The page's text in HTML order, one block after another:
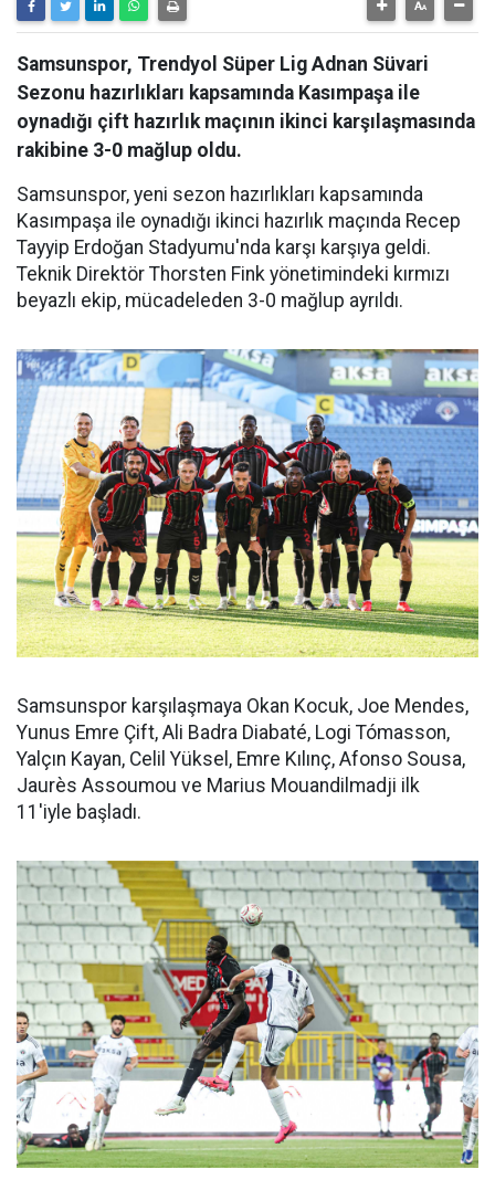
Samsunspor, Trendyol Süper Lig Adnan Süvari
Sezonu hazırlıkları kapsamında Kasımpaşa ile
oynadığı çift hazırlık maçının ikinci karşılaşmasında
rakibine 3-0 mağlup oldu.
Samsunspor, yeni sezon hazırlıkları kapsamında
Kasımpaşa ile oynadığı ikinci hazırlık maçında Recep
Tayyip Erdoğan Stadyumu'nda karşı karşıya geldi.
Teknik Direktör Thorsten Fink yönetimindeki kırmızı
beyazlı ekip, mücadeleden 3-0 mağlup ayrıldı.
Samsunspor karşılaşmaya Okan Kocuk, Joe Mendes,
Yunus Emre Çift, Ali Badra Diabaté, Logi Tómasson,
Yalçın Kayan, Celil Yüksel, Emre Kılınç, Afonso Sousa,
Jaurès Assoumou ve Marius Mouandilmadji ilk
11'iyle başladı.